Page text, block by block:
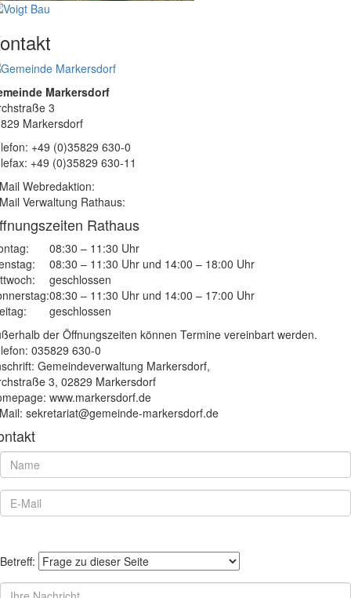
Markersdorf
3
Markersdorf
+49 (0)35829 630-0
+49 (0)35829 630-11
Webredaktion:
Verwaltung Rathaus:
Rathaus
08:30 – 11:30 Uhr
08:30 – 11:30 Uhr und 14:00 – 18:00 Uhr
geschlossen
08:30 – 11:30 Uhr und 14:00 – 17:00 Uhr
geschlossen
der Öffnungszeiten können Termine vereinbart werden.
035829 630-0
Gemeindeverwaltung Markersdorf,
3, 02829 Markersdorf
www.markersdorf.de
sekretariat@gemeinde-markersdorf.de
Betreff: